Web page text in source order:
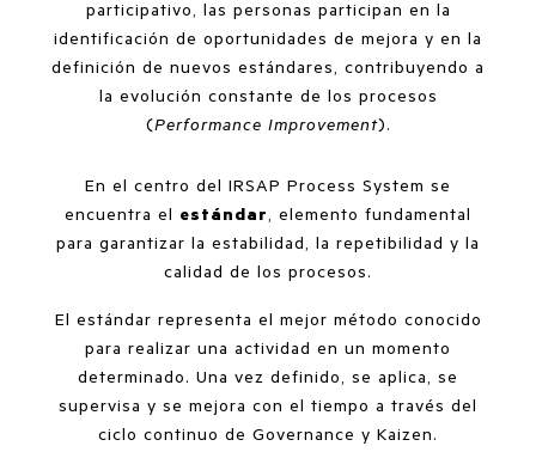
participativo, las personas participan en la
identificación de oportunidades de mejora y en la
definición de nuevos estándares, contribuyendo a
la evolución constante de los procesos
(Performance Improvement).
En el centro del IRSAP Process System se
encuentra el estándar, elemento fundamental
para garantizar la estabilidad, la repetibilidad y la
calidad de los procesos.
El estándar representa el mejor método conocido
para realizar una actividad en un momento
determinado. Una vez definido, se aplica, se
supervisa y se mejora con el tiempo a través del
ciclo continuo de Governance y Kaizen.